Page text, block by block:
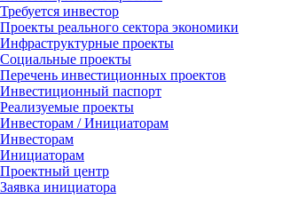
Требуется инвестор
Проекты реального сектора экономики
Инфраструктурные проекты
Социальные проекты
Перечень инвестиционных проектов
Инвестиционный паспорт
Реализуемые проекты
Инвесторам / Инициаторам
Инвесторам
Инициаторам
Проектный центр
Заявка инициатора